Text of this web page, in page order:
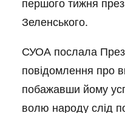
першого тижня
Зеленського.
СУОА послала
повідомлення про
побажавши йому
волю народу слід